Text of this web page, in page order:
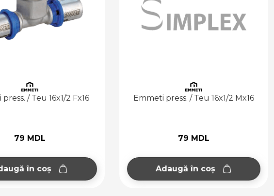
Emmeti press. / Teu 16x1/2 Mx16
Adaugă în coș
Emmeti press. / Teu
Adaugă în